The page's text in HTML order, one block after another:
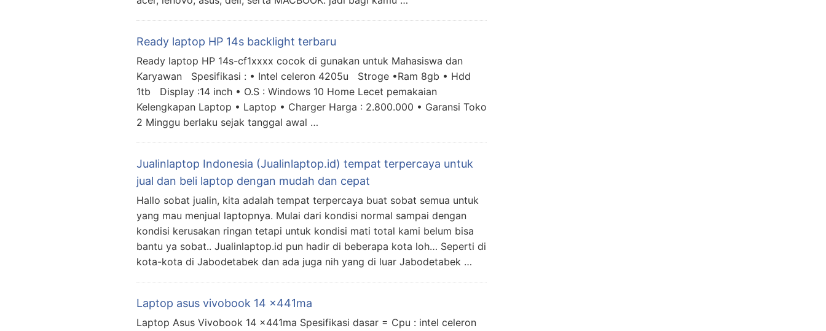
Ready laptop HP 14s backlight terbaru
Ready laptop HP 14s-cf1xxxx cocok di gunakan untuk Mahasiswa dan
Karyawan Spesifikasi : • Intel celeron 4205u Stroge •Ram 8gb • Hdd
1tb Display :14 inch • O.S : Windows 10 Home Lecet pemakaian
Kelengkapan Laptop • Laptop • Charger Harga : 2.800.000 • Garansi Toko
2 Minggu berlaku sejak tanggal awal …
Jualinlaptop Indonesia (Jualinlaptop.id) tempat terpercaya untuk
jual dan beli laptop dengan mudah dan cepat
Hallo sobat jualin, kita adalah tempat terpercaya buat sobat semua untuk
yang mau menjual laptopnya. Mulai dari kondisi normal sampai dengan
kondisi kerusakan ringan tetapi untuk kondisi mati total kami belum bisa
bantu ya sobat.. Jualinlaptop.id pun hadir di beberapa kota loh… Seperti di
kota-kota di Jabodetabek dan ada juga nih yang di luar Jabodetabek …
Laptop asus vivobook 14 x441ma
Laptop Asus Vivobook 14 x441ma Spesifikasi dasar = Cpu : intel celeron